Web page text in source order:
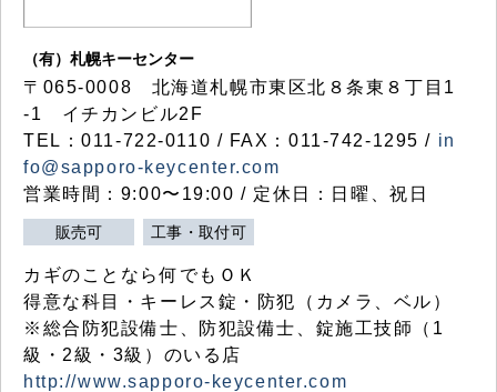
（有）札幌キーセンター
〒065-0008 北海道札幌市東区北８条東８丁目1
-1 イチカンビル2F
TEL：011-722-0110 / FAX：011-742-1295 / in
fo@sapporo-keycenter.com
営業時間：9:00〜19:00 / 定休日：日曜、祝日
販売可 工事・取付可
カギのことなら何でもＯＫ
得意な科目・キーレス錠・防犯（カメラ、ベル）
※総合防犯設備士、防犯設備士、錠施工技師（1
級・2級・3級）のいる店
http://www.sapporo-keycenter.com